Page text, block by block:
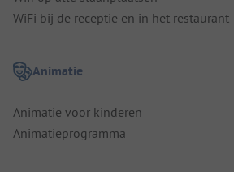
WiFi bij de receptie en in het restaurant
Animatie
Animatie voor kinderen
Animatieprogramma